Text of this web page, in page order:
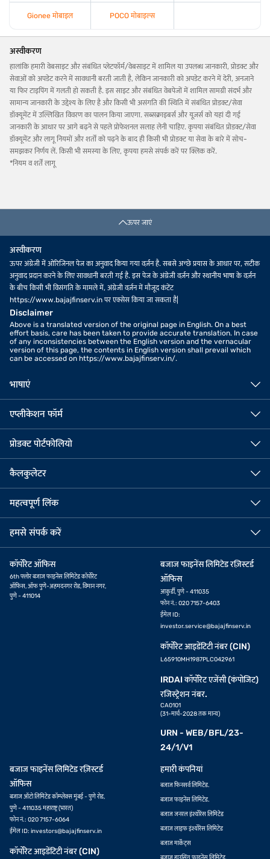
Gionee मोबाइल POCO मोबाइल्स
अस्वीकरण
हालांकि हमारी वेबसाइट और संबंधित प्लेटफॉर्म/वेबसाइट में शामिल या उपलब्ध जानकारी, प्रोडक्ट और
सेवाओं को अपडेट करने में सावधानी बरती जाती है, लेकिन जानकारी को अपडेट करने में देरी, अनजाने
या फिर टाइपिंग में गलती हो सकती है. इस साइट और संबंधित वेबपेजों में शामिल सामग्री संदर्भ और
सामान्य जानकारी के उद्देश्य के लिए है और किसी भी असंगति की स्थिति में संबंधित प्रोडक्ट/सेवा
डॉक्यूमेंट में उल्लिखित विवरण का पालन किया जाएगा. सब्सक्राइबर्स और यूज़र्स को यहां दी गई
जानकारी के आधार पर आगे बढ़ने से पहले प्रोफेशनल सलाह लेनी चाहिए. कृपया संबंधित प्रोडक्ट/सेवा
डॉक्यूमेंट और लागू नियमों और शर्तों को पढ़ने के बाद ही किसी भी प्रोडक्ट या सेवा के बारे में सोच-
समझकर निर्णय लें. किसी भी समस्या के लिए, कृपया हमसे संपर्क करें पर क्लिक करें.
*नियम व शर्तें लागू
ऊपर जाएं
अस्वीकरण
ऊपर अंग्रेजी में ओरिजिनल पेज का अनुवाद किया गया वर्ज़न है. सबसे अच्छे प्रयास के आधार पर, सटीक
अनुवाद प्रदान करने के लिए सावधानी बरती गई है. इस पेज के अंग्रेजी वर्ज़न और स्थानीय भाषा के वर्ज़न
के बीच किसी भी विसंगति के मामले में, अंग्रेजी वर्ज़न में मौजूद कंटेंट
https://www.bajajfinserv.in पर एक्सेस किया जा सकता है|
Disclaimer
Above is a translated version of the original page in English. On a best
effort basis, care has been taken to provide accurate translation. In case
of any inconsistencies between the English version and the vernacular
version of this page, the contents in English version shall prevail which
can be accessed on https://www.bajajfinserv.in/.
भाषाएं
एप्लीकेशन फॉर्म
प्रोडक्ट पोर्टफोलियो
कैलकुलेटर
महत्वपूर्ण लिंक
हमसे संपर्क करें
कॉर्पोरेट ऑफिस
6th फ्लोर बजाज फाइनेंस लिमिटेड कॉर्पोरेट
ऑफिस, ऑफ पुणे-अहमदनगर रोड, विमान नगर,
पुणे - 411014
बजाज फाइनेंस लिमिटेड रज़िस्टर्ड
ऑफिस
आकुर्डी, पुणे - 411035
फोन नं.: 020 7157-6403
ईमेल ID:
investor.service@bajajfinserv.in
कॉर्पोरेट आइडेंटिटी नंबर (CIN)
L65910MH1987PLC042961
IRDAI कॉर्पोरेट एजेंसी (कंपोजिट)
रजिस्ट्रेशन नंबर.
CA0101
(31-मार्च-2028 तक मान्य)
URN - WEB/BFL/23-
24/1/V1
बजाज फाइनेंस लिमिटेड रज़िस्टर्ड
ऑफिस
बजाज ऑटो लिमिटेड कॉम्प्लेक्स मुंबई - पुणे रोड,
पुणे - 411035 महाराष्ट्र (भारत)
फोन नं.: 020 7157-6064
ईमेल ID: investors@bajajfinserv.in
कॉर्पोरेट आइडेंटिटी नंबर (CIN)
हमारी कंपनियां
बजाज फिनसर्व लिमिटेड.
बजाज फाइनेंस लिमिटेड.
बजाज जनरल इंश्योरेंस लिमिटेड
बजाज लाइफ इंश्योरेंस लिमिटेड
बजाज मार्केट्स